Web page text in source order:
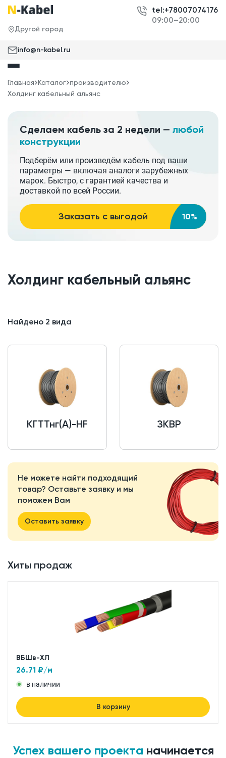
Другой город
tel:+78007074176
09:00–20:00
info@n-kabel.ru
Главная Каталог производителю
Холдинг кабельный альянс
Сделаем кабель за 2 недели — любой
конструкции
Подберём или произведём кабель под ваши
параметры — включая аналоги зарубежных
марок. Быстро, с гарантией качества и
доставкой по всей России.
Заказать с выгодой 10%
Холдинг кабельный альянс
Найдено 2 вида
КГТТнг(A)-HF ЗКВР
Не можете найти подходящий
товар? Оставьте заявку и мы
поможем Вам
Оставить заявку
Хиты продаж
ВБШв-ХЛ
26.71 ₽/м
в наличии
В корзину
Успех вашего проекта начинается